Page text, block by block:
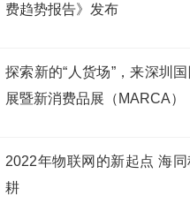
费趋势报告》发布
探索新的“人货场”，来深圳
展暨新消费品展（MARCA）
2022年物联网的新起点 海
耕